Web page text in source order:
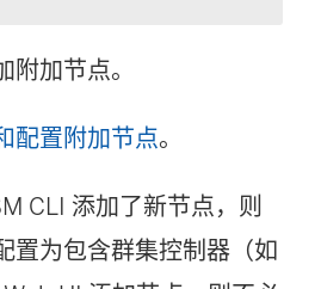
附加节点。
配置附加节点。
CLI 添加了新节点，则
置为包含群集控制器（如